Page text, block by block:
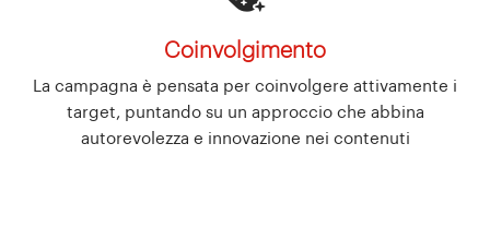
Coinvolgimento
La campagna è pensata per coinvolgere attivamente i
target, puntando su un approccio che abbina
autorevolezza e innovazione nei contenuti